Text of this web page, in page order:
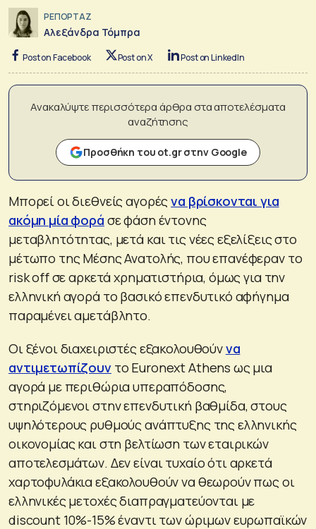
ΡΕΠΟΡΤΑΖ
Αλεξάνδρα Τόμπρα
Post on Facebook Post on X Post on LinkedIn
Ανακαλύψτε περισσότερα άρθρα στα αποτελέσματα
αναζήτησης
Προσθήκη του ot.gr στην Google
Μπορεί οι διεθνείς αγορέςνα βρίσκονται για
ακόμη μία φορά σε φάση έντονης
μεταβλητότητας, μετά και τις νέες εξελίξεις στο
μέτωπο της Μέσης Ανατολής, που επανέφεραν το
risk off σε αρκετά χρηματιστήρια, όμως για την
ελληνική αγορά το βασικό επενδυτικό αφήγημα
παραμένει αμετάβλητο.
Οι ξένοι διαχειριστές εξακολουθούννα
αντιμετωπίζουντο Euronext Athens ως μια
αγορά με περιθώρια υπεραπόδοσης,
στηριζόμενοι στην επενδυτική βαθμίδα, στους
υψηλότερους ρυθμούς ανάπτυξης της ελληνικής
οικονομίας και στη βελτίωση των εταιρικών
αποτελεσμάτων. Δεν είναι τυχαίο ότι αρκετά
χαρτοφυλάκια εξακολουθούν να θεωρούν πως οι
ελληνικές μετοχές διαπραγματεύονται με
discount 10%-15% έναντι των ώριμων ευρωπαϊκών